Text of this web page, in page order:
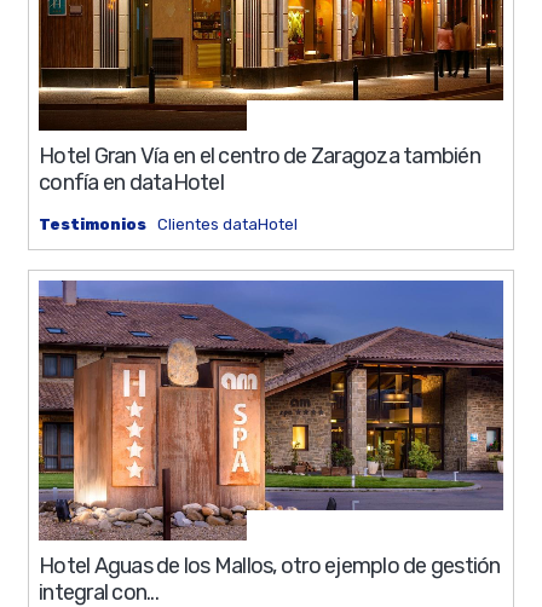
Hotel Gran Vía en el centro de Zaragoza también
confía en dataHotel
Testimonios Clientes dataHotel
Hotel Aguas de los Mallos, otro ejemplo de gestión
integral con...